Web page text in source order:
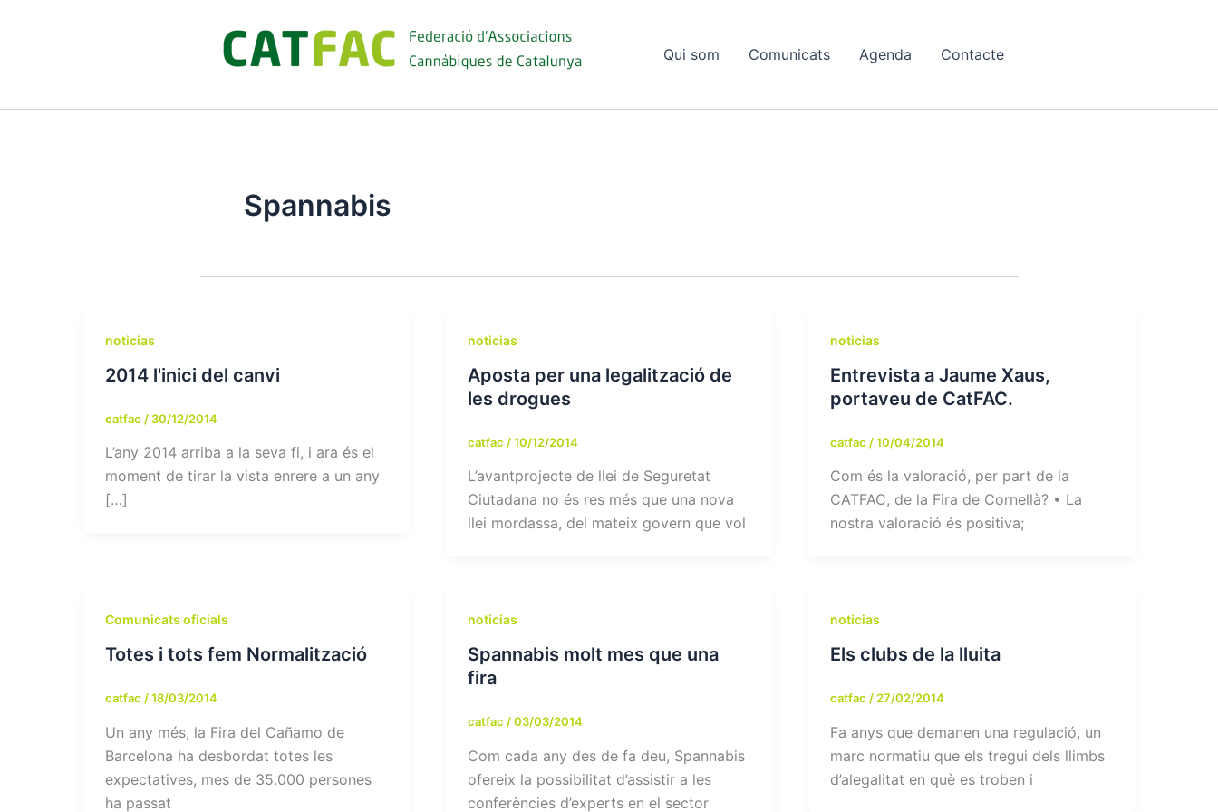
Qui som Comunicats Agenda Contacte
Spannabis
noticias
2014 l'inici del canvi
catfac / 30/12/2014
L’any 2014 arriba a la seva fi, i ara és el
moment de tirar la vista enrere a un any
[…]
noticias
Aposta per una legalització de
les drogues
catfac /10/12/2014
L’avantprojecte de llei de Seguretat
Ciutadana no és res més que una nova
llei mordassa, del mateix govern que vol
noticias
Entrevista a Jaume Xaus,
portaveu de CatFAC.
catfac /10/04/2014
Com és la valoració, per part de la
CATFAC, de la Fira de Cornellà? • La
nostra valoració és positiva;
Comunicats oficials
Totes i tots fem Normalització
catfac /18/03/2014
Un any més, la Fira del Cañamo de
Barcelona ha desbordat totes les
expectatives, mes de 35.000 persones
ha passat
noticias
Spannabis molt mes que una
fira
catfac /03/03/2014
Com cada any des de fa deu, Spannabis
ofereix la possibilitat d’assistir a les
conferències d’experts en el sector
noticias
Els clubs de la lluita
catfac / 27/02/2014
Fa anys que demanen una regulació, un
marc normatiu que els tregui dels llimbs
d’alegalitat en què es troben i